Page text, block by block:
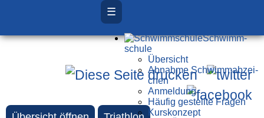
☰
Schwimm­
schule
Übersicht
Ab­nah­me Schwimm­ab­zei­
chen
Anmeldung
Häufig gestellte Fragen
Kurs­konzept